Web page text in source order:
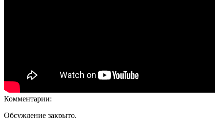
Комментарии:
Обсуждение закрыто.